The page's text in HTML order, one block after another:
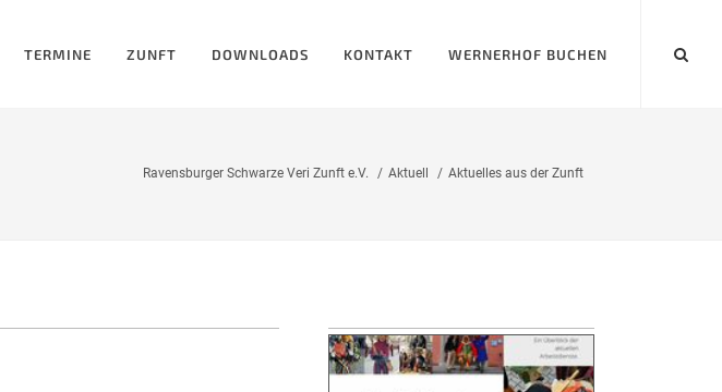
TERMINE ZUNFT DOWNLOADS KONTAKT WERNERHOF BUCHEN
Ravensburger Schwarze Veri Zunft e.V. Aktuell Aktuelles aus der Zunft